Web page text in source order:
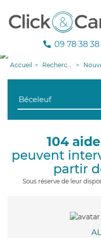
09 78 38 38
Accueil Recherche aide à domicile Nouvelle-
104
peuvent
partir
Sous réserve de leur